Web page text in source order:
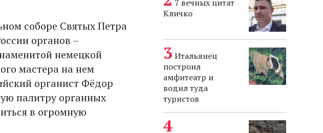
соборе Святых Петра
органов –
немецкой
мастера на нем
органист Фёдор
палитру органных
в огромную
7 вечных цитат
Кличко
Итальянец
построил
амфитеатр и
водил туда
туристов